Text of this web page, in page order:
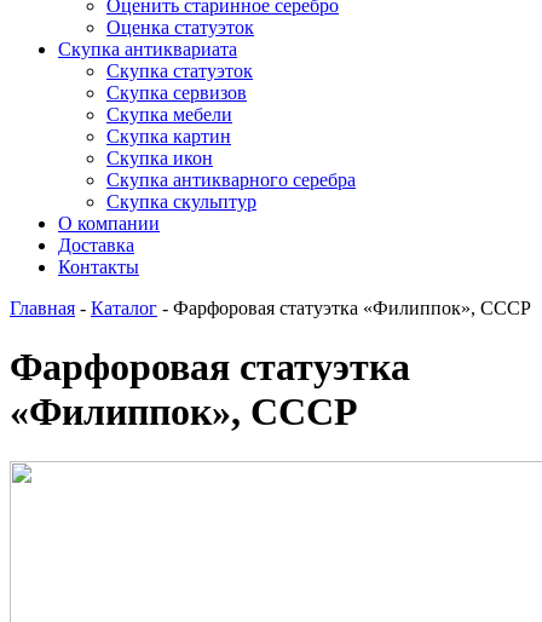
Оценить старинное серебро
Оценка статуэток
Скупка антиквариата
Скупка статуэток
Скупка сервизов
Скупка мебели
Скупка картин
Скупка икон
Скупка антикварного серебра
Скупка скульптур
О компании
Доставка
Контакты
Главная - Каталог - Фарфоровая статуэтка «Филиппок», СССР
Фарфоровая статуэтка
«Филиппок», СССР